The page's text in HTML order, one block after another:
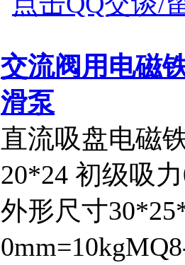
交流阀用电磁
滑泵
直流吸盘电磁
20*24 初级吸
外形尺寸